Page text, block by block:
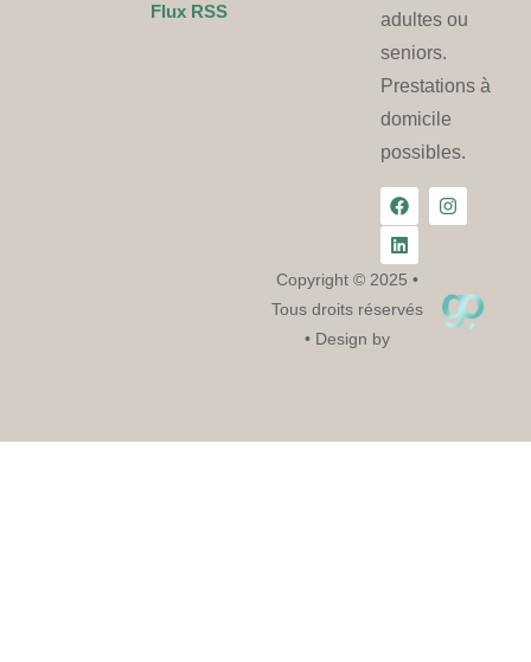
Flux RSS
adultes ou
seniors.
Prestations à
domicile
possibles.
Copyright © 2025 •
Tous droits réservés
• Design by